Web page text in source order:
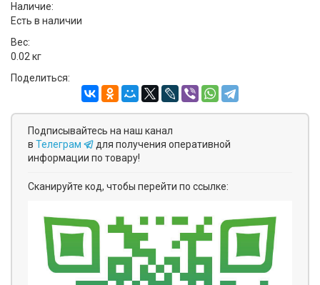
Наличие:
Есть в наличии
Вес:
0.02 кг
Поделиться:
Подписывайтесь на наш канал
в Телеграм
для получения оперативной
информации по товару!
Сканируйте код, чтобы перейти по ссылке: